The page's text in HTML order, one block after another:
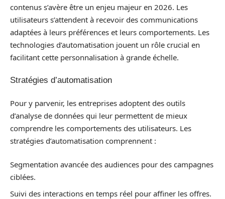
contenus s’avère être un enjeu majeur en 2026. Les
utilisateurs s’attendent à recevoir des communications
adaptées à leurs préférences et leurs comportements. Les
technologies d’automatisation jouent un rôle crucial en
facilitant cette personnalisation à grande échelle.
Stratégies d’automatisation
Pour y parvenir, les entreprises adoptent des outils
d’analyse de données qui leur permettent de mieux
comprendre les comportements des utilisateurs. Les
stratégies d’automatisation comprennent :
Segmentation avancée des audiences pour des campagnes
ciblées.
Suivi des interactions en temps réel pour affiner les offres.